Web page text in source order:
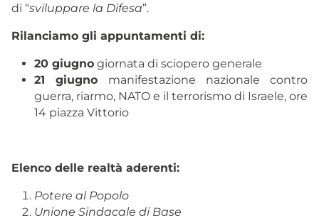
di “sviluppare la Difesa”.
Rilanciamo gli appuntamenti di:
20 giugno giornata di sciopero generale
21 giugno manifestazione nazionale contro
guerra, riarmo, NATO e il terrorismo di Israele, ore
14 piazza Vittorio
Elenco delle realtà aderenti:
Potere al Popolo
Unione Sindacale di Base